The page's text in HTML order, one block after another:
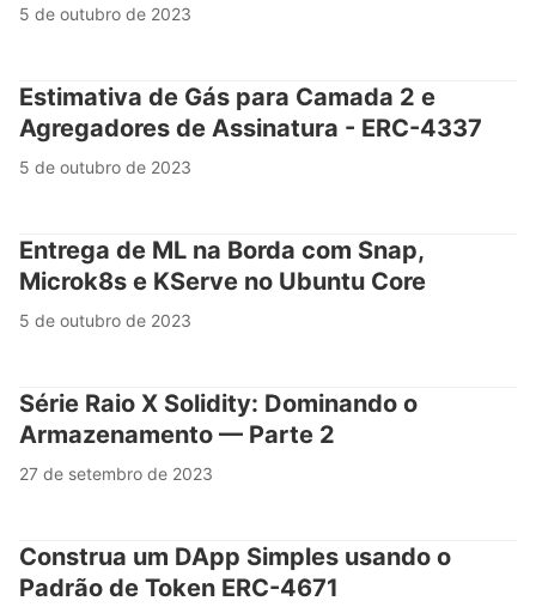
5 de outubro de 2023
Estimativa de Gás para Camada 2 e
Agregadores de Assinatura - ERC-4337
5 de outubro de 2023
Entrega de ML na Borda com Snap,
Microk8s e KServe no Ubuntu Core
5 de outubro de 2023
Série Raio X Solidity: Dominando o
Armazenamento — Parte 2
27 de setembro de 2023
Construa um DApp Simples usando o
Padrão de Token ERC-4671